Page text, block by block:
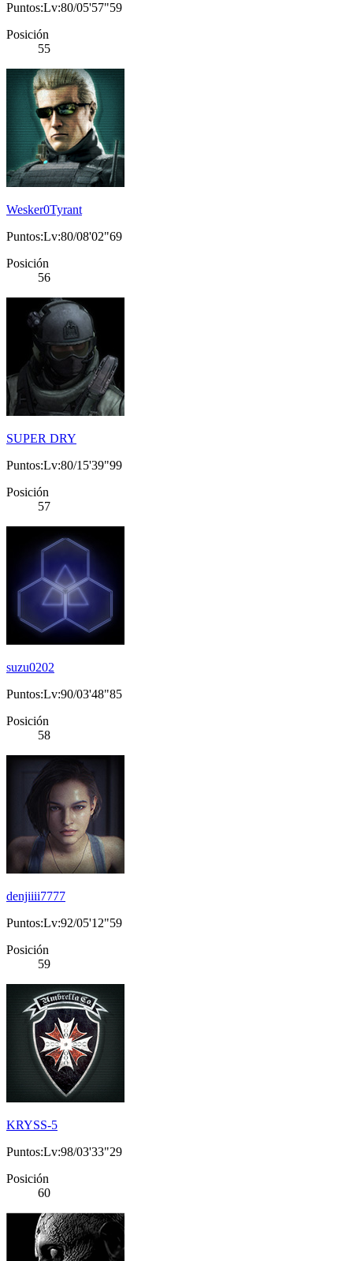
Puntos:Lv:80/05'57"59
Posición
55
Wesker0Tyrant
Puntos:Lv:80/08'02"69
Posición
56
SUPER DRY
Puntos:Lv:80/15'39"99
Posición
57
suzu0202
Puntos:Lv:90/03'48"85
Posición
58
denjiiii7777
Puntos:Lv:92/05'12"59
Posición
59
KRYSS-5
Puntos:Lv:98/03'33"29
Posición
60